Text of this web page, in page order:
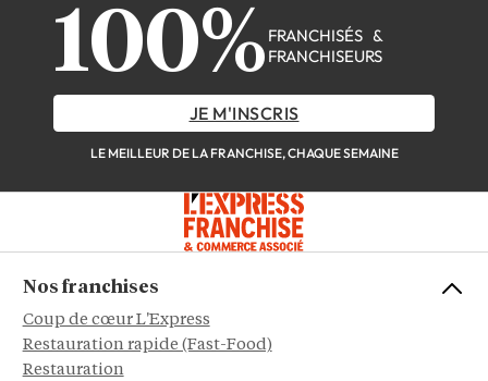
100% FRANCHISÉS &
FRANCHISEURS
JE M'INSCRIS
LE MEILLEUR DE LA FRANCHISE, CHAQUE SEMAINE
Nos franchises
Coup de cœur L'Express
Restauration rapide (Fast-Food)
Restauration